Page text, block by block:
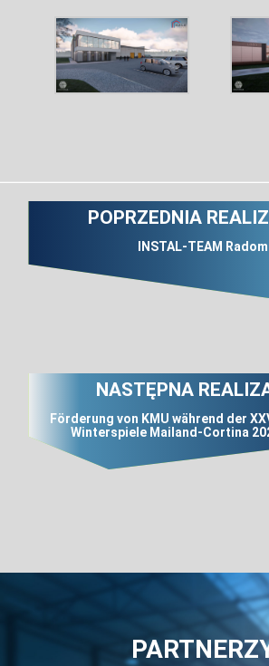
POPRZEDNIA
INSTAL-TEAM Radom
NASTĘPNA
Förderung von KMU während der
Winterspiele Mailand-Cortina